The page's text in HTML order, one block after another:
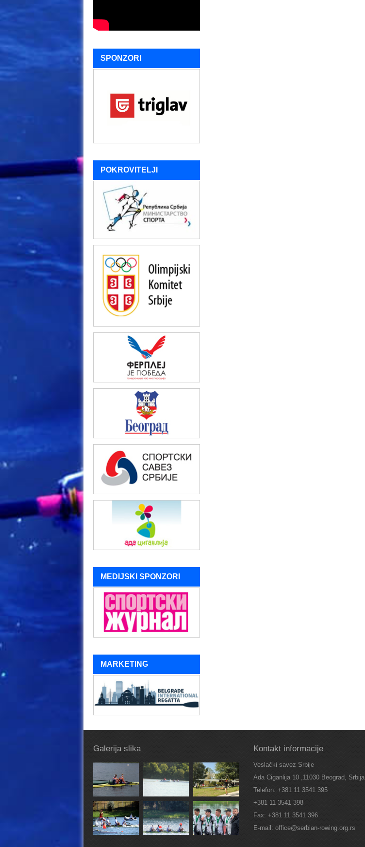
SPONZORI
POKROVITELJI
MEDIJSKI SPONZORI
MARKETING
Galerija slika Kontakt informacije
Veslački savez Srbije
Ada Ciganlija 10 ,11030 Beograd, Srbija
Telefon: +381 11 3541 395
+381 11 3541 398
Fax: +381 11 3541 396
E-mail: office@serbian-rowing.org.rs